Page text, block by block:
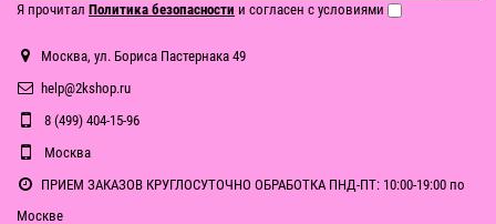
Я прочитал Политика безопасности и согласен с условиями
Москва, ул. Бориса Пастернака 49
help@2kshop.ru
8 (499) 404-15-96
Москва
ПРИЕМ ЗАКАЗОВ КРУГЛОСУТОЧНО ОБРАБОТКА ПНД-ПТ: 10:00-19:00 по
Москве